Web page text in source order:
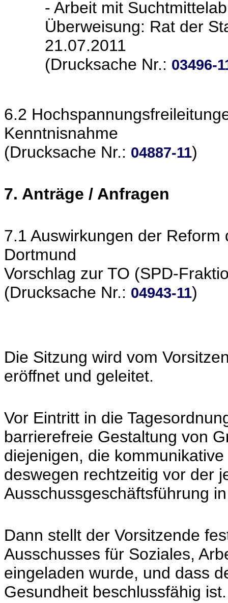
- Arbeit mit
Überweisung: Rat der
21.07.2011
(Drucksache Nr.: 03496-
6.2
Kenntnisnahme
(Drucksache Nr.: 04887-11)
7. Anträge / Anfragen
7.1 Auswirkungen der
Dortmund
Vorschlag zur TO (SPD-
(Drucksache Nr.: 04943-11)
Die Sitzung wird vom
eröffnet und geleitet.
Vor Eintritt in die
barrierefreie Gestaltung von
diejenigen, die
deswegen rechtzeitig vor der
Ausschussgeschäftsführung
Dann stellt der Vorsitzende
Ausschusses für Soziales,
eingeladen wurde, und dass
Gesundheit beschlussfähig ist.